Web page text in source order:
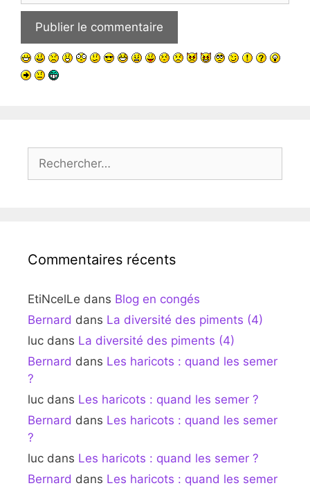
Commentaires récents
EtiNcelLe dans Blog en congés
Bernard dans La diversité des piments (4)
luc dans La diversité des piments (4)
Bernard dans Les haricots : quand les semer
?
luc dans Les haricots : quand les semer ?
Bernard dans Les haricots : quand les semer
?
luc dans Les haricots : quand les semer ?
Bernard dans Les haricots : quand les semer